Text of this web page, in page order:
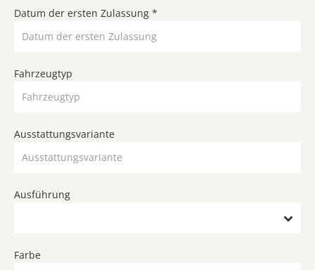
Datum der ersten Zulassung *
Fahrzeugtyp
Ausstattungsvariante
Ausführung
Farbe